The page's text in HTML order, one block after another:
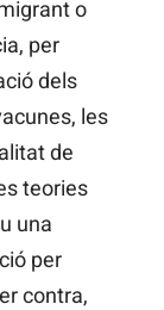
o
per
dels
les
de
teories
una
per
contra,